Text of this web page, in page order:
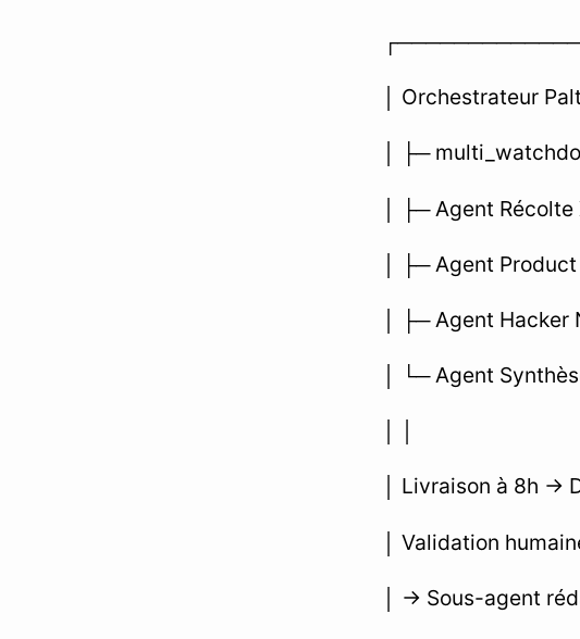
│ Orchestrateur
│ ├─
│ ├─ Agent
│ ├─ Agent
│ ├─ Agent Hacker
│ └─ Agent
│ Livraison à 8h →
│ Validation
│ → Sous-agent